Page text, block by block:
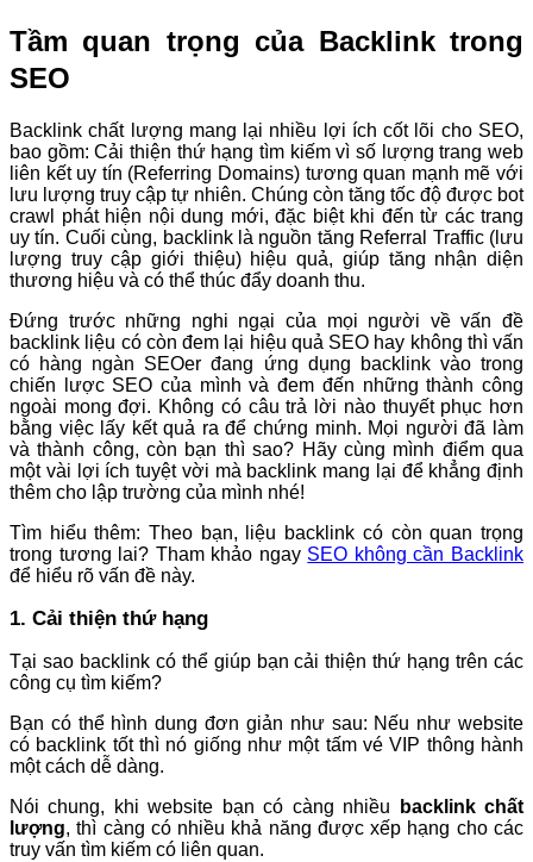
Tầm quan trọng của Backlink trong
SEO
Backlink chất lượng mang lại nhiều lợi ích cốt lõi cho SEO,
bao gồm: Cải thiện thứ hạng tìm kiếm vì số lượng trang web
liên kết uy tín (Referring Domains) tương quan mạnh mẽ với
lưu lượng truy cập tự nhiên. Chúng còn tăng tốc độ được bot
crawl phát hiện nội dung mới, đặc biệt khi đến từ các trang
uy tín. Cuối cùng, backlink là nguồn tăng Referral Traffic (lưu
lượng truy cập giới thiệu) hiệu quả, giúp tăng nhận diện
thương hiệu và có thể thúc đẩy doanh thu.
Đứng trước những nghi ngại của mọi người về vấn đề
backlink liệu có còn đem lại hiệu quả SEO hay không thì vấn
có hàng ngàn SEOer đang ứng dụng backlink vào trong
chiến lược SEO của mình và đem đến những thành công
ngoài mong đợi. Không có câu trả lời nào thuyết phục hơn
bằng việc lấy kết quả ra để chứng minh. Mọi người đã làm
và thành công, còn bạn thì sao? Hãy cùng mình điểm qua
một vài lợi ích tuyệt vời mà backlink mang lại để khẳng định
thêm cho lập trường của mình nhé!
Tìm hiểu thêm: Theo bạn, liệu backlink có còn quan trọng
trong tương lai? Tham khảo ngay SEO không cần Backlink
để hiểu rõ vấn đề này.
1. Cải thiện thứ hạng
Tại sao backlink có thể giúp bạn cải thiện thứ hạng trên các
công cụ tìm kiếm?
Bạn có thể hình dung đơn giản như sau: Nếu như website
có backlink tốt thì nó giống như một tấm vé VIP thông hành
một cách dễ dàng.
Nói chung, khi website bạn có càng nhiều
backlink chất
lượng, thì càng có nhiều khả năng được xếp hạng cho các
truy vấn tìm kiếm có liên quan.